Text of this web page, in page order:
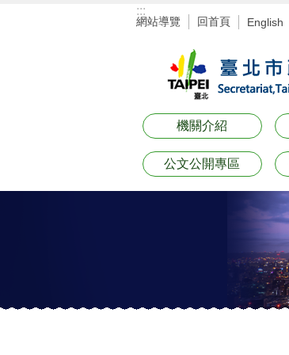
:::
網站導覽 回首頁 English
機關介紹
公文公開專區